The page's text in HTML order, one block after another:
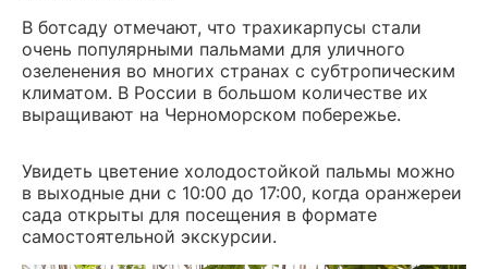
В ботсаду отмечают, что трахикарпусы стали
очень популярными пальмами для уличного
озеленения во многих странах с субтропическим
климатом. В России в большом количестве их
выращивают на Черноморском побережье.
Увидеть цветение холодостойкой пальмы можно
в выходные дни с 10:00 до 17:00, когда оранжереи
сада открыты для посещения в формате
самостоятельной экскурсии.